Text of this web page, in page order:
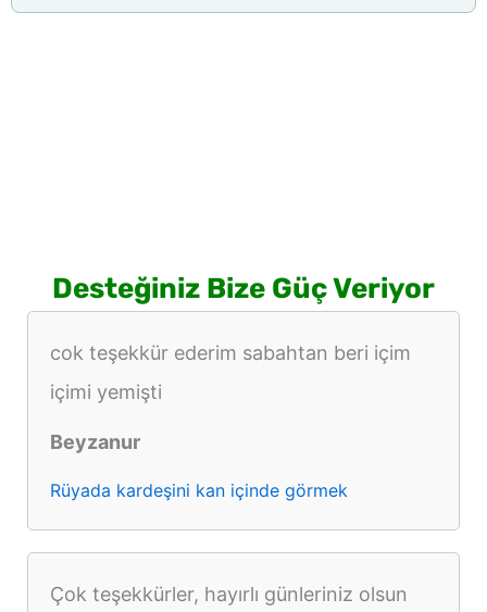
Desteğiniz Bize Güç Veriyor
cok teşekkür ederim sabahtan beri içim
içimi yemişti
Beyzanur
Rüyada kardeşini kan içinde görmek
Çok teşekkürler, hayırlı günleriniz olsun